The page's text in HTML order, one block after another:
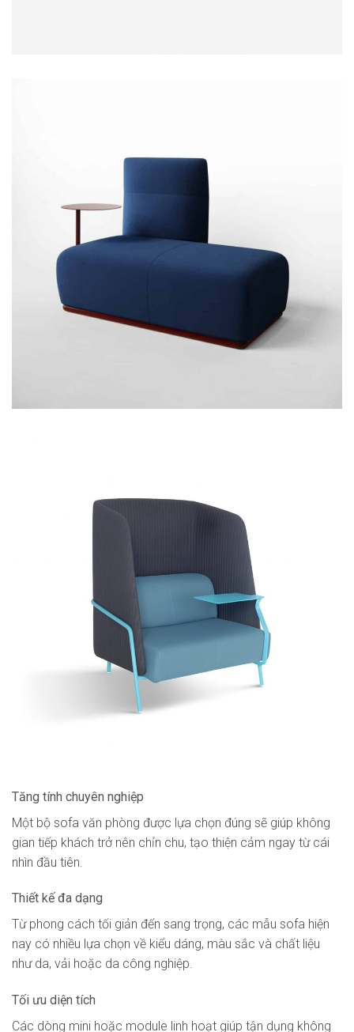
Tăng tính chuyên nghiệp
Một bộ sofa văn phòng được lựa chọn đúng sẽ giúp không
gian tiếp khách trở nên chỉn chu, tạo thiện cảm ngay từ cái
nhìn đầu tiên.
Thiết kế đa dạng
Từ phong cách tối giản đến sang trọng, các mẫu sofa hiện
nay có nhiều lựa chọn về kiểu dáng, màu sắc và chất liệu
như da, vải hoặc da công nghiệp.
Tối ưu diện tích
Các dòng mini hoặc module linh hoạt giúp tận dụng không